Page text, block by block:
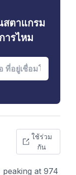
สตาแกรม
ารไหม
ใช้ร่วม
กัน
at 974